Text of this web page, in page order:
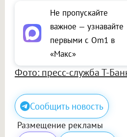
Не пропускайте
важное — узнавайте
первыми с Om1 в
«Макс»
Фото: пресс-служба Т-
Сообщить новость
Размещение рекламы